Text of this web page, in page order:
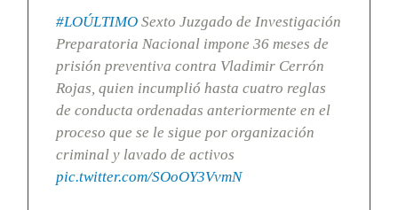
#LOÚLTIMOSexto Juzgado de Investigación
Preparatoria Nacional impone 36 meses de
prisión preventiva contra Vladimir Cerrón
Rojas, quien incumplió hasta cuatro reglas
de conducta ordenadas anteriormente en el
proceso que se le sigue por organización
criminal y lavado de activos
pic.twitter.com/SOoOY3VvmN